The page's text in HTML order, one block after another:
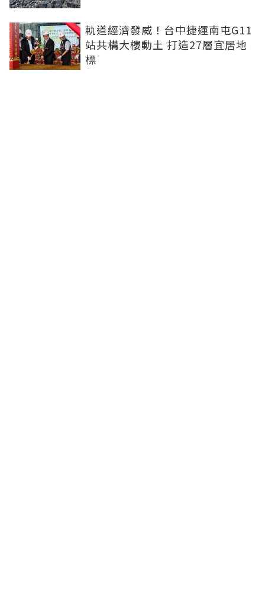
軌道經濟發威！台中捷運南屯G11
站共構大樓動土 打造27層宜居地
標